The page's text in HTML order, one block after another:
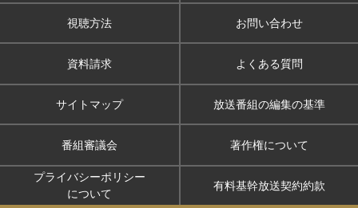
視聴方法 お問い合わせ
資料請求 よくある質問
サイトマップ 放送番組の編集の基準
番組審議会 著作権について
プライバシーポリシー
について
有料基幹放送契約約款